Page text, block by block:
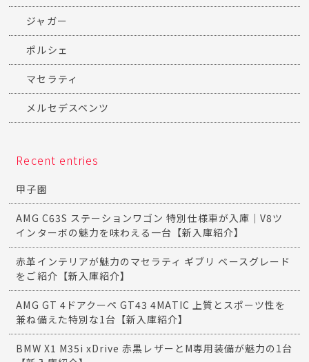
ジャガー
ポルシェ
マセラティ
メルセデスベンツ
Recent entries
甲子園
AMG C63S ステーションワゴン 特別仕様車が入庫｜V8ツ
インターボの魅力を味わえる一台【新入庫紹介】
赤革インテリアが魅力のマセラティ ギブリ ベースグレード
をご紹介【新入庫紹介】
AMG GT 4ドアクーペ GT43 4MATIC 上質とスポーツ性を
兼ね備えた特別な1台【新入庫紹介】
BMW X1 M35i xDrive 赤黒レザーとM専用装備が魅力の1台